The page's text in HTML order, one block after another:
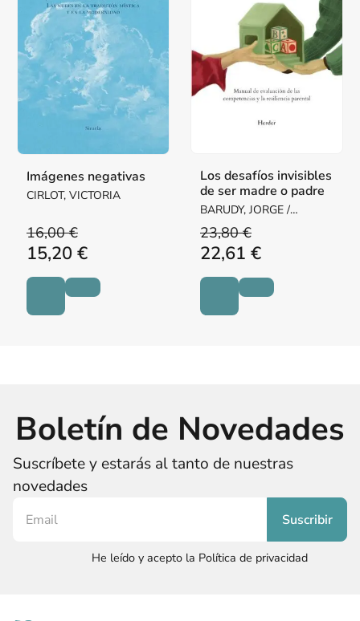
Imágenes negativas
CIRLOT, VICTORIA
16,00 €
15,20 €
Los desafíos invisibles
de ser madre o padre
BARUDY, JORGE /
DANTAGNAN, MARYORIE
23,80 €
22,61 €
Boletín de Novedades
Suscríbete y estarás al tanto de nuestras
novedades
He leído y acepto la Política de privacidad